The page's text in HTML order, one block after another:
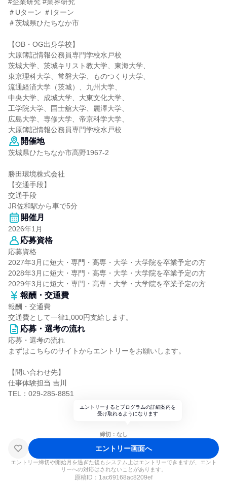
＃Uターン ＃Iターン
＃茨城県ひたちなか市
【OB・OG出身学校】
大原簿記情報公務員専門学校水戸校
茨城大学、茨城キリスト教大学、東海大学、
東京理科大学、常磐大学、ものつくり大学、
流通経済大学（茨城）、九州大学、
中央大学、成城大学、大東文化大学、
工学院大学、国士舘大学、麗澤大学、
広島大学、専修大学、帝京科学大学、
大原簿記情報公務員専門学校水戸校
開催地
茨城県ひたちなか市高野1967-2
勝田環境株式会社
【交通手段】
交通手段
JR佐和駅から車で5分
開催月
2026年1月
応募資格
応募資格
2027年3月に短大・専門・高専・大学・大学院を卒業予定の方
2028年3月に短大・専門・高専・大学・大学院を卒業予定の方
2029年3月に短大・専門・高専・大学・大学院を卒業予定の方
報酬・交通費
報酬・交通費
交通費として一律1,000円支給します。
応募・選考の流れ
応募・選考の流れ
まずはこちらのサイトからエントリーをお願いします。
【問い合わせ先】
仕事体験担当 吉川
TEL：029-285-8851
エントリーするとプログラムの詳細案内を
受け取れるようになります
締切：なし
エントリー画面へ
エントリー締切や開始月を過ぎた後もシステム上はエントリーできますが、エント
リーへの対応はされないことがあります。
原稿ID： 1ac69168ac8209ef